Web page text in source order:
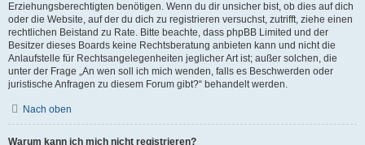
Erziehungsberechtigten benötigen. Wenn du dir unsicher bist, ob dies auf dich
oder die Website, auf der du dich zu registrieren versuchst, zutrifft, ziehe einen
rechtlichen Beistand zu Rate. Bitte beachte, dass phpBB Limited und der
Besitzer dieses Boards keine Rechtsberatung anbieten kann und nicht die
Anlaufstelle für Rechtsangelegenheiten jeglicher Art ist; außer solchen, die
unter der Frage „An wen soll ich mich wenden, falls es Beschwerden oder
juristische Anfragen zu diesem Forum gibt?“ behandelt werden.
Nach oben
Warum kann ich mich nicht registrieren?